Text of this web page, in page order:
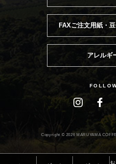
FAXご注文用紙・
アレルギ
Copyright © 2026 MARUYAMA